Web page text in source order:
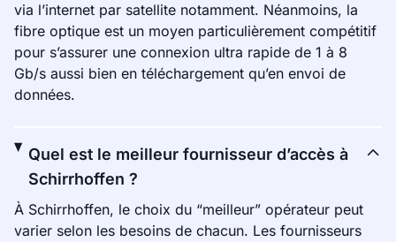
via l’internet par satellite notamment. Néanmoins, la
fibre optique est un moyen particulièrement compétitif
pour s’assurer une connexion ultra rapide de 1 à 8
Gb/s aussi bien en téléchargement qu’en envoi de
données.
Quel est le meilleur fournisseur d’accès à
Schirrhoffen ?
À Schirrhoffen, le choix du “meilleur” opérateur peut
varier selon les besoins de chacun. Les fournisseurs